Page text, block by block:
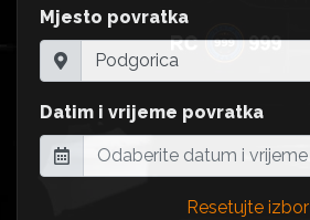
Mjesto povratka
Datim i vrijeme povratka
Resetujte izbor